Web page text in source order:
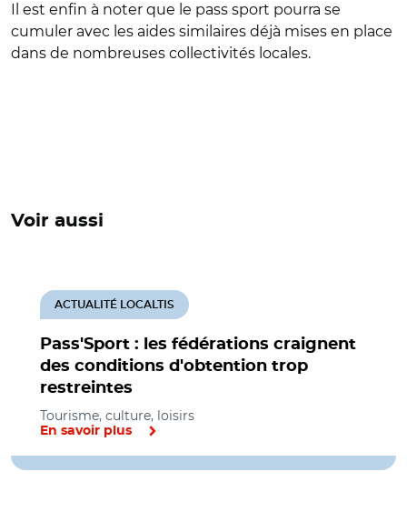
Il est enfin à noter que le pass sport pourra se
cumuler avec les aides similaires déjà mises en place
dans de nombreuses collectivités locales.
Voir aussi
Pass'Sport : les fédérations craignent
des conditions d'obtention trop
restreintes
ACTUALITÉ LOCALTIS
Tourisme, culture, loisirs
En savoir plus